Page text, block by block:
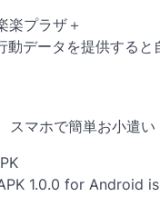
楽プラザ＋
データを提供する
スマホで簡単お小遣
1.0.0 for